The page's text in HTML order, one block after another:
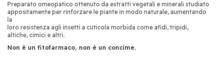
Preparato omeopatico ottenuto da estratti vegetali e minerali studiato
appositamente per rinforzare le piante in modo naturale, aumentando
la
loro resistenza agli insetti a cuticola morbida come afidi, tripidi,
altiche, cimici e altri.
Non è un fitofarmaco, non è un concime.